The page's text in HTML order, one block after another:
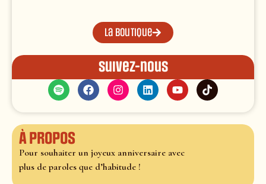
La boutique
Suivez-nous
À propos
Pour souhaiter un joyeux anniversaire avec
plus de paroles que d’habitude !